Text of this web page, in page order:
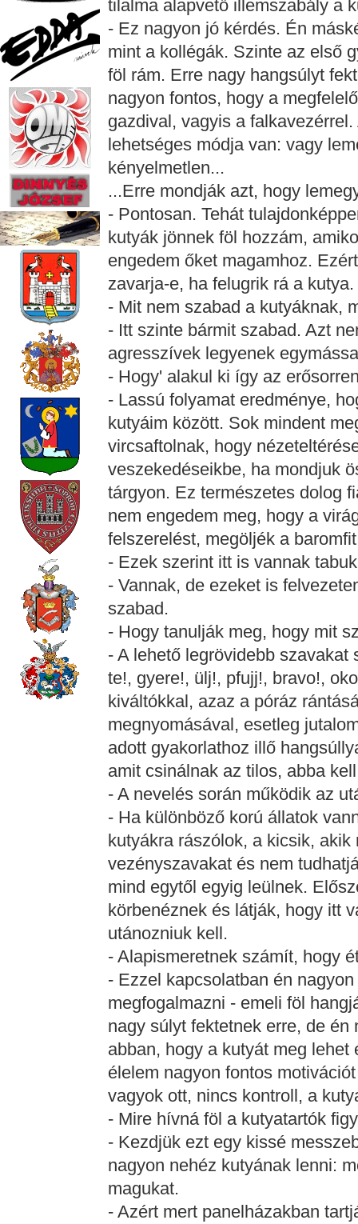
tilalma alapvető illemszabály a
- Ez nagyon jó kérdés. Én
mint a kollégák. Szinte az első
föl rám. Erre nagy hangsúlyt
nagyon fontos, hogy a
gazdival, vagyis a
lehetséges módja van: vagy
kényelmetlen...
...Erre mondják azt, hogy
- Pontosan. Tehát
kutyák jönnek föl hozzám,
engedem őket magamhoz.
zavarja-e, ha felugrik rá a kutya.
- Mit nem szabad a kutyáknak,
- Itt szinte bármit szabad. Azt
agresszívek legyenek
- Hogy' alakul ki így az
- Lassú folyamat eredménye,
kutyáim között. Sok mindent
vircsaftolnak, hogy
veszekedéseikbe, ha mondjuk
tárgyon. Ez természetes dolog
nem engedem meg, hogy a
felszerelést, megöljék a
- Ezek szerint itt is vannak
- Vannak, de ezeket is
szabad.
- Hogy tanulják meg, hogy mit
- A lehető legrövidebb
te!, gyere!, ülj!, pfujj!, bravo!,
kiváltókkal, azaz a póráz
megnyomásával, esetleg
adott gyakorlathoz illő
amit csinálnak az tilos, abba
- A nevelés során működik az
- Ha különböző korú állatok
kutyákra rászólok, a kicsik,
vezényszavakat és nem
mind egytől egyig leülnek.
körbenéznek és látják, hogy itt
utánozniuk kell.
- Alapismeretnek számít, hogy
- Ezzel kapcsolatban én
megfogalmazni - emeli föl
nagy súlyt fektetnek erre, de
abban, hogy a kutyát meg
élelem nagyon fontos
vagyok ott, nincs kontroll, a
- Mire hívná föl a kutyatartók
- Kezdjük ezt egy kissé
nagyon nehéz kutyának lenni:
magukat.
- Azért mert panelházakban